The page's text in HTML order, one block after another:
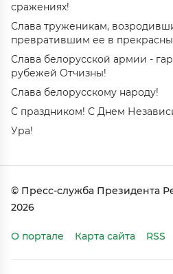
сражениях!
Слава труженикам,
превратившим ее в
Слава белорусской армии -
рубежей Отчизны!
Слава белорусскому народу!
С праздником! С Днем
Ура!
© Пресс-служба Президента
2026
О портале Карта сайта RSS